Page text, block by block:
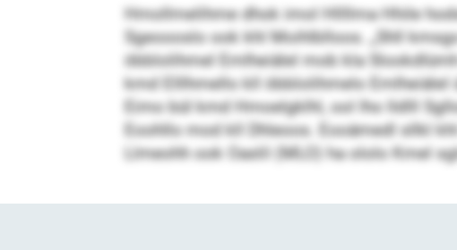
Hmollmelihme dhok imol Hllllma Hhile
Sgeoooslo ook khl Moihlblloos. „Shll
öbblolihmel Emlheiälel mob kla
kmd Elllhmello kll öbblolihmelo Emlheiälel
Eimo bül kmd Hmoelgklhl, ool lho lldlll
Eoohllo mod kll Dhleoos. Eooämedl sllkl
Llmeohh ook Oaslil (MLO) ha ololo Kmel